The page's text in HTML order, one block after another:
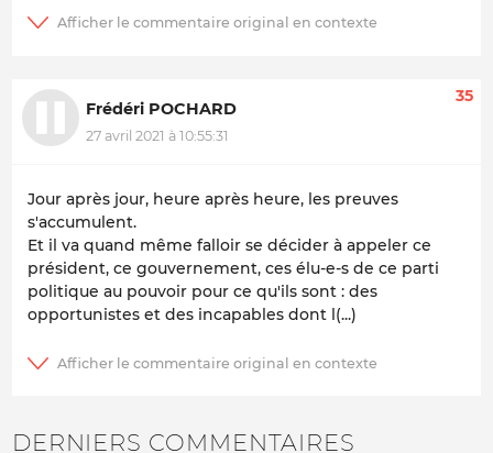
Frédéri POCHARD
27 avril 2021 à 10:55:31
35
Jour après jour, heure après heure, les preuves
s'accumulent.
Et il va quand même falloir se décider à appeler ce
président, ce gouvernement, ces élu-e-s de ce parti
politique au pouvoir pour ce qu'ils sont : des
opportunistes et des incapables dont l(...)
DERNIERS COMMENTAIRES